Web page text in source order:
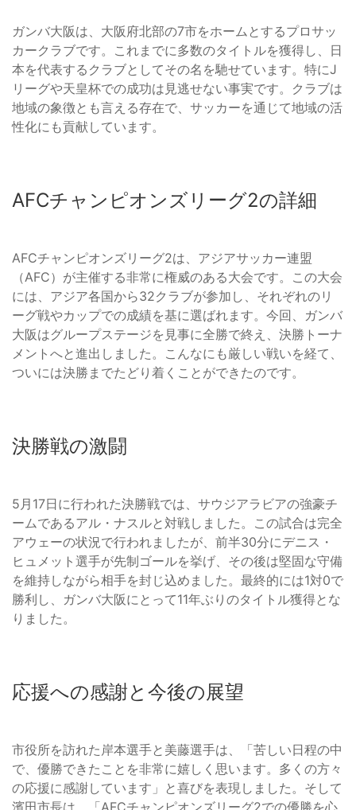
ガンバ大阪は、大阪府北部の7市をホームとするプロサッ
カークラブです。これまでに多数のタイトルを獲得し、日
本を代表するクラブとしてその名を馳せています。特にJ
リーグや天皇杯での成功は見逃せない事実です。クラブは
地域の象徴とも言える存在で、サッカーを通じて地域の活
性化にも貢献しています。
AFCチャンピオンズリーグ2の詳細
AFCチャンピオンズリーグ2は、アジアサッカー連盟
（AFC）が主催する非常に権威のある大会です。この大会
には、アジア各国から32クラブが参加し、それぞれのリ
ーグ戦やカップでの成績を基に選ばれます。今回、ガンバ
大阪はグループステージを見事に全勝で終え、決勝トーナ
メントへと進出しました。こんなにも厳しい戦いを経て、
ついには決勝までたどり着くことができたのです。
決勝戦の激闘
5月17日に行われた決勝戦では、サウジアラビアの強豪チ
ームであるアル・ナスルと対戦しました。この試合は完全
アウェーの状況で行われましたが、前半30分にデニス・
ヒュメット選手が先制ゴールを挙げ、その後は堅固な守備
を維持しながら相手を封じ込めました。最終的には1対0で
勝利し、ガンバ大阪にとって11年ぶりのタイトル獲得とな
りました。
応援への感謝と今後の展望
市役所を訪れた岸本選手と美藤選手は、「苦しい日程の中
で、優勝できたことを非常に嬉しく思います。多くの方々
の応援に感謝しています」と喜びを表現しました。そして
濱田市長は、「AFCチャンピオンズリーグ2での優勝を心